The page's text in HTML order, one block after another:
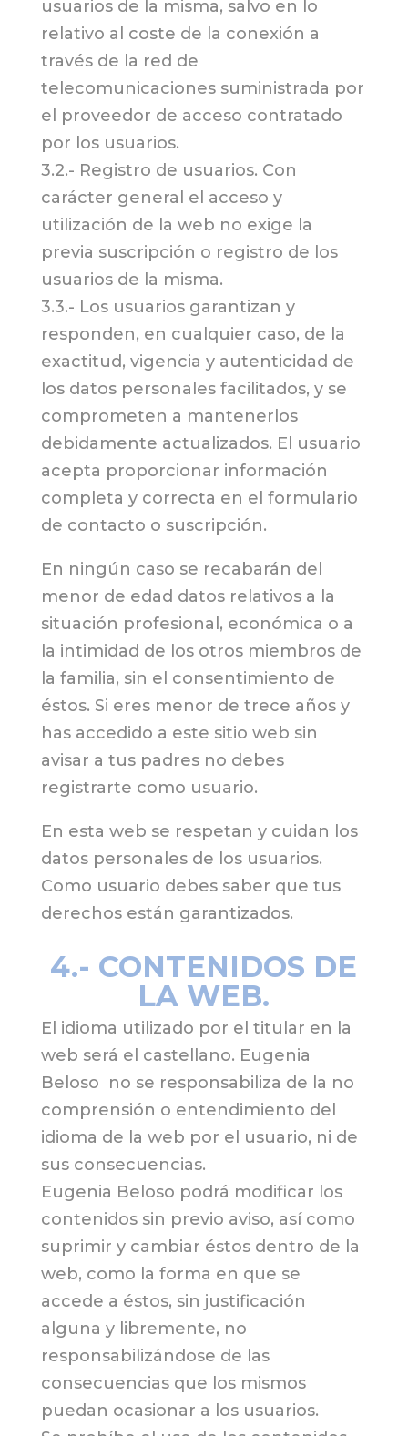
usuarios de la misma, salvo en lo
relativo al coste de la conexión a
través de la red de
telecomunicaciones suministrada por
el proveedor de acceso contratado
por los usuarios.
3.2.- Registro de usuarios. Con
carácter general el acceso y
utilización de la web no exige la
previa suscripción o registro de los
usuarios de la misma.
3.3.- Los usuarios garantizan y
responden, en cualquier caso, de la
exactitud, vigencia y autenticidad de
los datos personales facilitados, y se
comprometen a mantenerlos
debidamente actualizados. El usuario
acepta proporcionar información
completa y correcta en el formulario
de contacto o suscripción.
En ningún caso se recabarán del
menor de edad datos relativos a la
situación profesional, económica o a
la intimidad de los otros miembros de
la familia, sin el consentimiento de
éstos. Si eres menor de trece años y
has accedido a este sitio web sin
avisar a tus padres no debes
registrarte como usuario.
En esta web se respetan y cuidan los
datos personales de los usuarios.
Como usuario debes saber que tus
derechos están garantizados.
4.- CONTENIDOS DE
LA WEB.
El idioma utilizado por el titular en la
web será el castellano. Eugenia
Beloso no se responsabiliza de la no
comprensión o entendimiento del
idioma de la web por el usuario, ni de
sus consecuencias.
Eugenia Beloso podrá modificar los
contenidos sin previo aviso, así como
suprimir y cambiar éstos dentro de la
web, como la forma en que se
accede a éstos, sin justificación
alguna y libremente, no
responsabilizándose de las
consecuencias que los mismos
puedan ocasionar a los usuarios.